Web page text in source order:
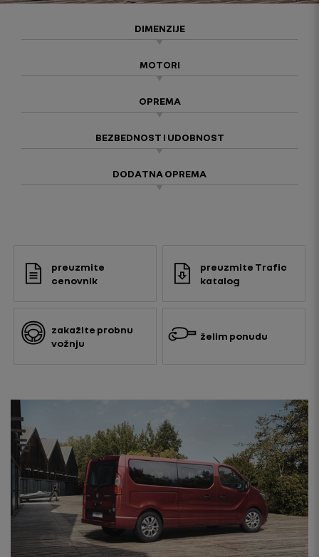
DIMENZIJE
MOTORI
OPREMA
BEZBEDNOST I UDOBNOST
DODATNA OPREMA
preuzmite
cenovnik
preuzmite Trafic
katalog
zakažite probnu
vožnju
želim ponudu